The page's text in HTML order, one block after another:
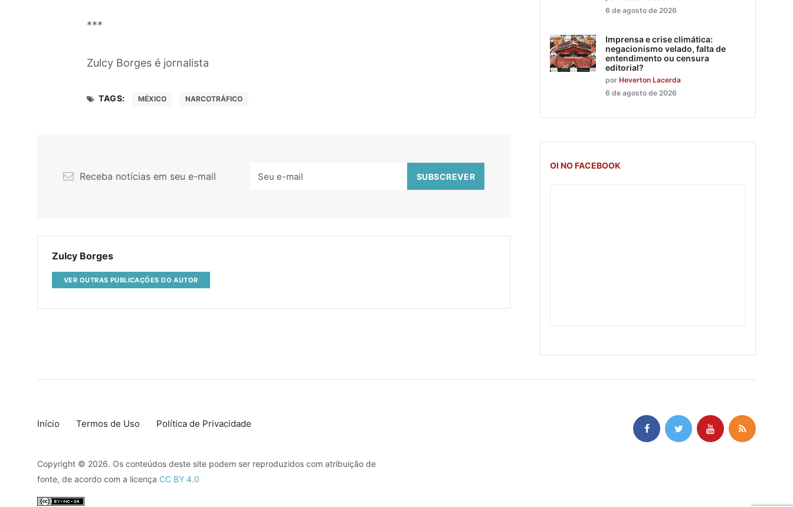
***
Zulcy Borges é jornalista
TAGS: MÉXICO NARCOTRÁFICO
Receba notícias em seu e-mail
Zulcy Borges
VER OUTRAS PUBLICAÇÕES DO AUTOR
6 de agosto de 2026
Imprensa e crise climática:
negacionismo velado, falta de
entendimento ou censura
editorial?
por Heverton Lacerda
6 de agosto de 2026
OI NO FACEBOOK
Início Termos de Uso Política de Privacidade
Copyright © 2026. Os conteúdos deste site podem ser reproduzidos com atribuição de
fonte, de acordo com a licença CC BY 4.0